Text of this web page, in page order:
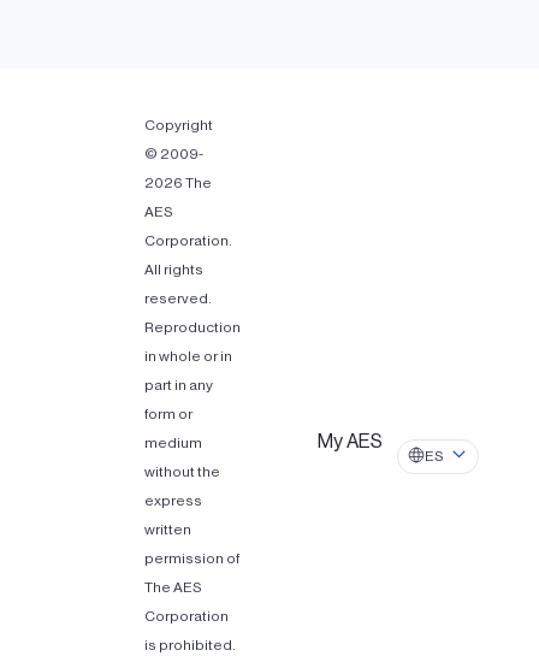
Copyright
© 2009-
2026 The
AES
Corporation.
All rights
reserved.
Reproduction
in whole or in
part in any
form or
medium
without the
express
written
permission of
The AES
Corporation
is prohibited.
My AES
ES